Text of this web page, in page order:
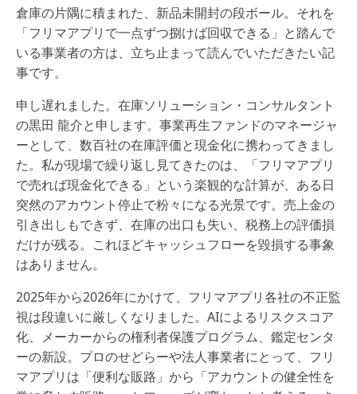
倉庫の片隅に積まれた、新品未開封の段ボール。それを
「フリマアプリで一点ずつ捌けば回収できる」と踏んで
いる事業者の方は、立ち止まって読んでいただきたい記
事です。
申し遅れました。在庫ソリューション・コンサルタント
の黒田 龍介と申します。事業再生ファンドのマネージャ
ーとして、数百社の在庫評価と現金化に携わってきまし
た。私が現場で繰り返し見てきたのは、「フリマアプリ
で売れば現金化できる」という楽観的な計算が、ある日
突然のアカウント停止で粉々になる光景です。売上金の
引き出しもできず、在庫の出口も失い、税務上の評価損
だけが残る。これほどキャッシュフローを毀損する事象
はありません。
2025年から2026年にかけて、フリマアプリ各社の不正監
視は段違いに厳しくなりました。AIによるリスクスコア
化、メーカーからの権利者保護プログラム、鑑定センタ
ーの新設。プロのせどらーや法人事業者にとって、フリ
マアプリは「便利な販路」から「アカウントの健全性を